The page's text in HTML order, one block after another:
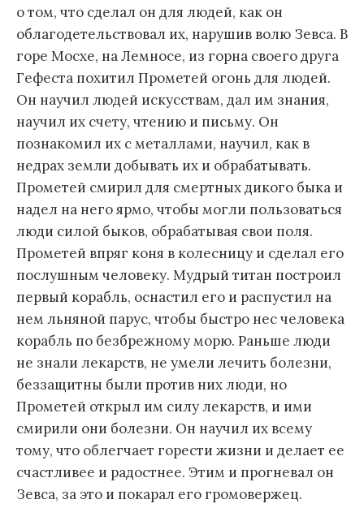
о том, что сделал он для людей, как он
облагодетельствовал их, нарушив волю Зевса. В
горе Мосхе, на Лемносе, из горна своего друга
Гефеста похитил Прометей огонь для людей.
Он научил людей искусствам, дал им знания,
научил их счету, чтению и письму. Он
познакомил их с металлами, научил, как в
недрах земли добывать их и обрабатывать.
Прометей смирил для смертных дикого быка и
надел на него ярмо, чтобы могли пользоваться
люди силой быков, обрабатывая свои поля.
Прометей впряг коня в колесницу и сделал его
послушным человеку. Мудрый титан построил
первый корабль, оснастил его и распустил на
нем льняной парус, чтобы быстро нес человека
корабль по безбрежному морю. Раньше люди
не знали лекарств, не умели лечить болезни,
беззащитны были против них люди, но
Прометей открыл им силу лекарств, и ими
смирили они болезни. Он научил их всему
тому, что облегчает горести жизни и делает ее
счастливее и радостнее. Этим и прогневал он
Зевса, за это и покарал его громовержец.